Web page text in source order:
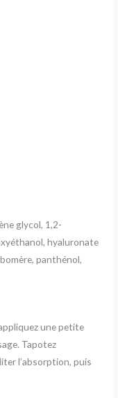
glycol, 1,2-
hyaluronate
panthénol,
une petite
Tapotez
l’absorption, puis